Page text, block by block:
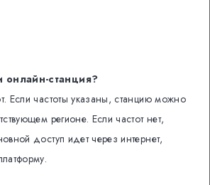
онлайн-станция?
Если частоты указаны, станцию можно
регионе. Если частот нет,
доступ идет через интернет,